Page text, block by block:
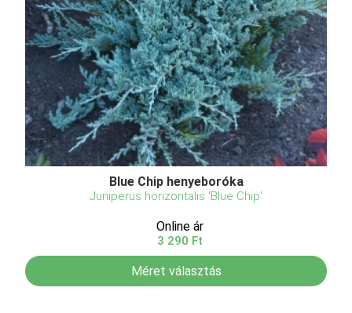
Blue Chip henyeboróka
Juniperus horizontalis 'Blue Chip'
Online ár
3 290 Ft
Méret választás